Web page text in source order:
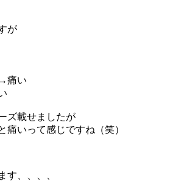
が
痛い
ズ載せましたが
痛いって感じですね（笑）
す、、、、